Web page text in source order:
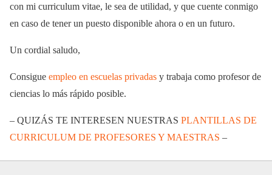
con mi curriculum vitae, le sea de utilidad, y que cuente conmigo
en caso de tener un puesto disponible ahora o en un futuro.
Un cordial saludo,
Consigue empleo en escuelas privadas y trabaja como profesor de
ciencias lo más rápido posible.
– QUIZÁS TE INTERESEN NUESTRAS PLANTILLAS DE
CURRICULUM DE PROFESORES Y MAESTRAS –